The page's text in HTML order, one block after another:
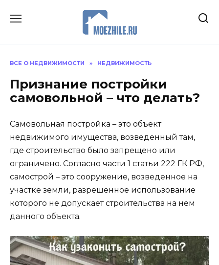
ВСЕ О НЕДВИЖИМОСТИ » НЕДВИЖИМОСТЬ
Признание постройки
самовольной – что делать?
Самовольная постройка – это объект
недвижимого имущества, возведенный там,
где строительство было запрещено или
ограничено. Согласно части 1 статьи 222 ГК РФ,
самострой – это сооружение, возведенное на
участке земли, разрешенное использование
которого не допускает строительства на нем
данного объекта.